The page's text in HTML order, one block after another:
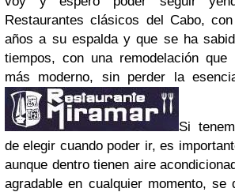
Restaurantes clásicos del Cabo,
años a su espalda y que se ha
tiempos, con una remodelación
más moderno, sin perder la
Si
de elegir cuando poder ir, es
aunque dentro tienen aire
agradable en cualquier momento,